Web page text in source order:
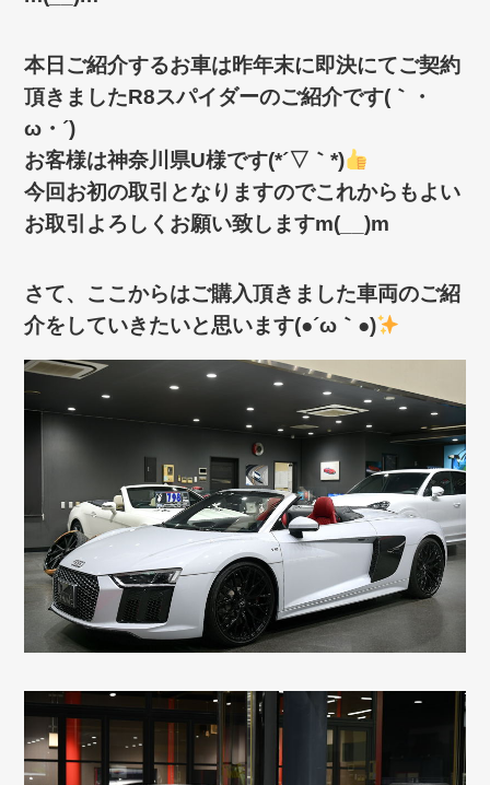
本日ご紹介するお車は昨年末に即決にてご契約
頂きましたR8スパイダーのご紹介です(｀・
ω・´)ゞ
お客様は神奈川県U様です(*´▽｀*)
今回お初の取引となりますのでこれからもよい
お取引よろしくお願い致しますm(__)m
さて、ここからはご購入頂きました車両のご紹
介をしていきたいと思います(●´ω｀●)